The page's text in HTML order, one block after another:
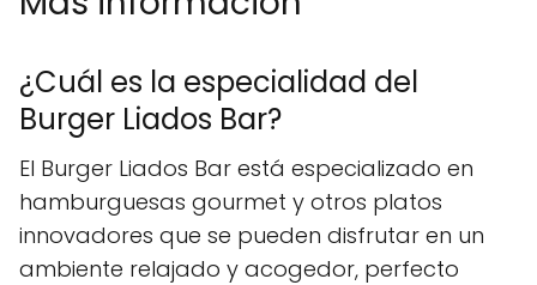
¿Cuál es la especialidad del
Burger Liados Bar?
El Burger Liados Bar está especializado en
hamburguesas gourmet y otros platos
innovadores que se pueden disfrutar en un
ambiente relajado y acogedor, perfecto